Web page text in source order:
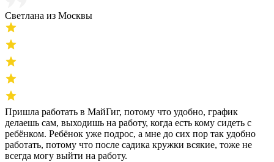
Светлана из Москвы
Пришла работать в МайГиг, потому что удобно, график
делаешь сам, выходишь на работу, когда есть кому сидеть с
ребёнком. Ребёнок уже подрос, а мне до сих пор так удобно
работать, потому что после садика кружки всякие, тоже не
всегда могу выйти на работу.